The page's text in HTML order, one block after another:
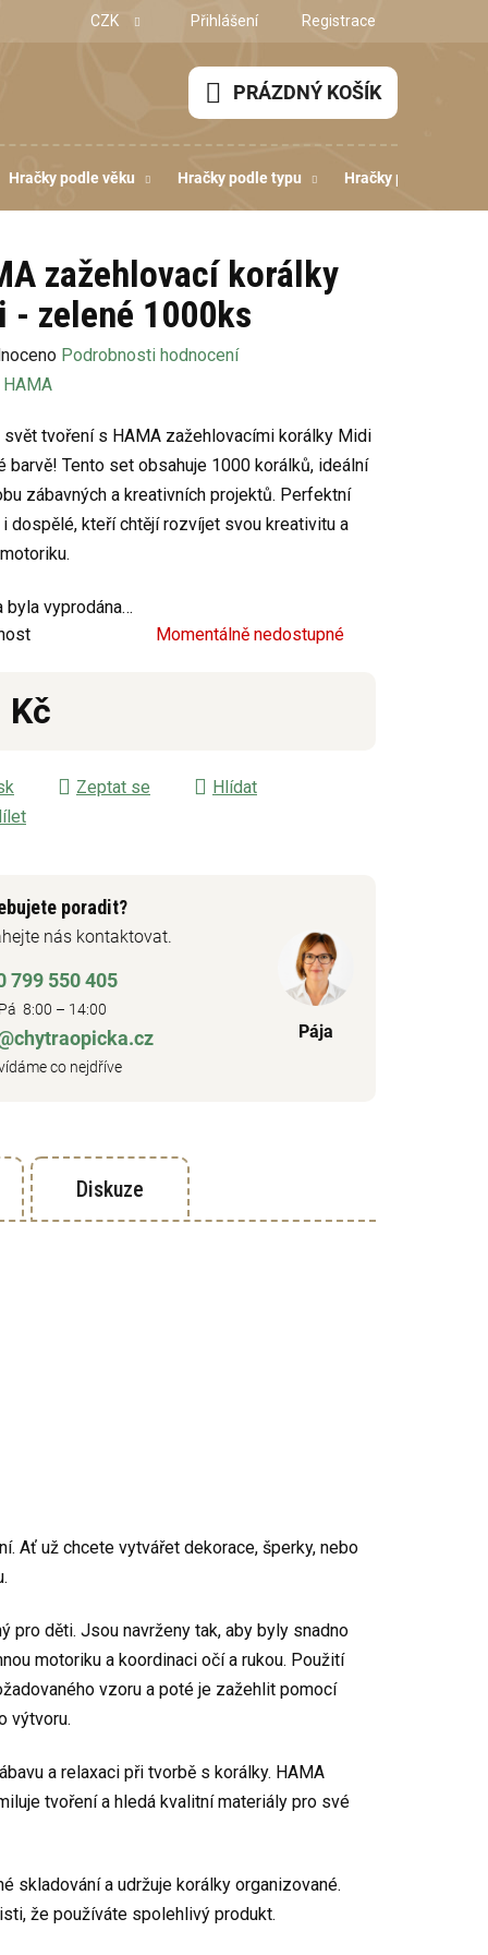
CZK Přihlášení Registrace
NÁKUPNÍ
KOŠÍK
PRÁZDNÝ KOŠÍK
Hračky podle věku Hračky podle typu Hračky podle
zažehlovací korálky
- zelené 1000ks
Podrobnosti hodnocení
HAMA
svět tvoření s HAMA zažehlovacími korálky Midi
barvě! Tento set obsahuje 1000 korálků, ideální
zábavných a kreativních projektů. Perfektní
dospělé, kteří chtějí rozvíjet svou kreativitu a
byla vyprodána…
Momentálně nedostupné
Kč
Zeptat se
Hlídat
poradit?
nás kontaktovat.
799 550 405
8:00 – 14:00
co nejdříve
Pája
Diskuze
Ať už chcete vytvářet dekorace, šperky, nebo
pro děti. Jsou navrženy tak, aby byly snadno
motoriku a koordinaci očí a rukou. Použití
vzoru a poté je zažehlit pomocí
výtvoru.
a relaxaci při tvorbě s korálky. HAMA
tvoření a hledá kvalitní materiály pro své
skladování a udržuje korálky organizované.
že používáte spolehlivý produkt.